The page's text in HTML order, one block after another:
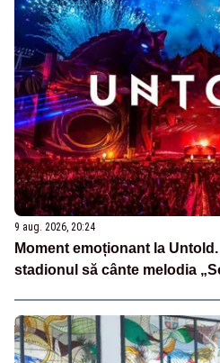
9 aug. 2026, 20:24
Moment emoționant la
stadionul să cânte melodia